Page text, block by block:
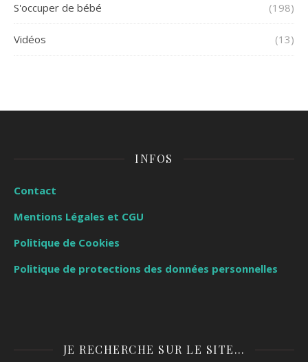
S'occuper de bébé (198)
Vidéos (13)
INFOS
Contact
Mentions Légales et CGU
Politique de Cookies
Politique de protections des données personnelles
JE RECHERCHE SUR LE SITE…